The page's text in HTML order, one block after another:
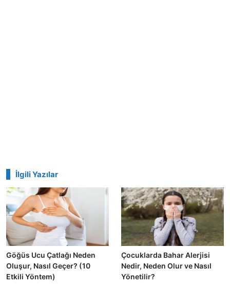
İlgili Yazılar
Göğüs Ucu Çatlağı Neden
Oluşur, Nasıl Geçer? (10
Etkili Yöntem)
Çocuklarda Bahar Alerjisi
Nedir, Neden Olur ve Nasıl
Yönetilir?